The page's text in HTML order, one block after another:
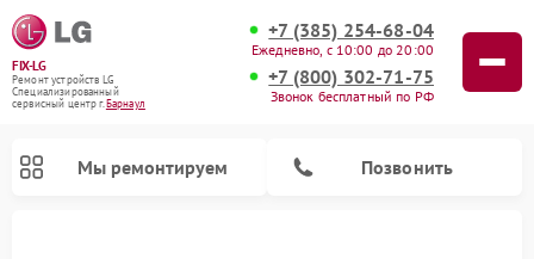
FIX-LG
Ремонт устройств LG
Специализированный
cервисный центр г.Барнаул
+7 (385) 254-68-04
Ежедневно, с 10:00 до 20:00
+7 (800) 302-71-75
Звонок бесплатный по РФ
Мы ремонтируем Позвонить